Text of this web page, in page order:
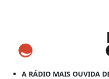
A RÁDIO MAIS OUVIDA